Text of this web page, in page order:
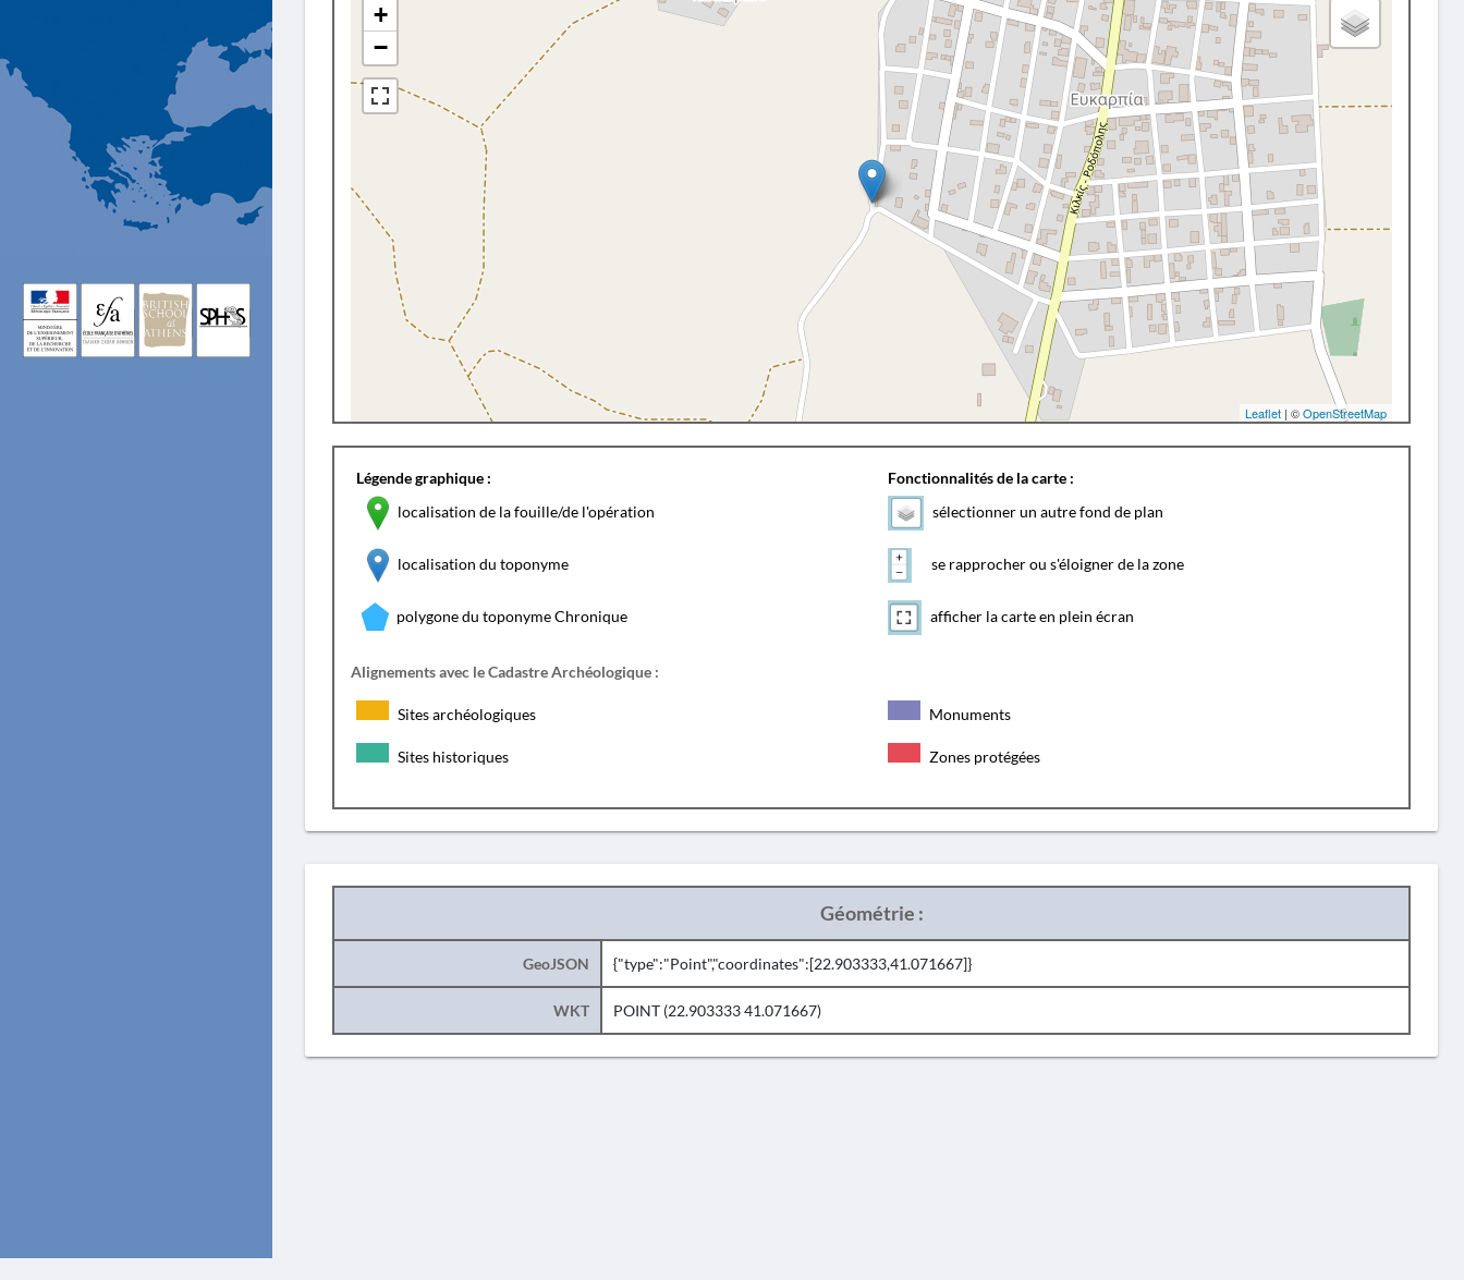
+
−
Leaflet | ©OpenStreetMap
Légende graphique :
localisation de la fouille/de l'opération
localisation du toponyme
polygone du toponyme Chronique
Fonctionnalités de la carte :
sélectionner un autre fond de plan
se rapprocher ou s'éloigner de la zone
afficher la carte en plein écran
Alignements avec le Cadastre Archéologique :
Sites archéologiques Monuments
Sites historiques Zones protégées
Géométrie :
GeoJSON {"type":"Point","coordinates":[22.903333,41.071667]}
WKT POINT (22.903333 41.071667)